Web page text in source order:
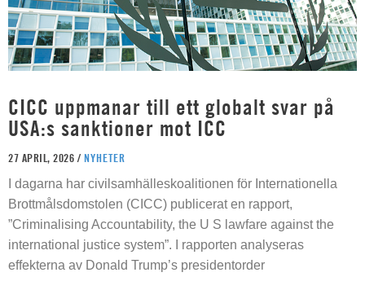
CICC uppmanar till ett globalt svar på
USA:s sanktioner mot ICC
27 APRIL, 2026 / NYHETER
I dagarna har civilsamhälleskoalitionen för Internationella
Brottmålsdomstolen (CICC) publicerat en rapport,
”Criminalising Accountability, the U S lawfare against the
international justice system”. I rapporten analyseras
effekterna av Donald Trump’s presidentorder